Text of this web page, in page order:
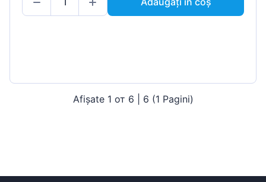
Afișate 1 от 6 | 6 (1 Pagini)